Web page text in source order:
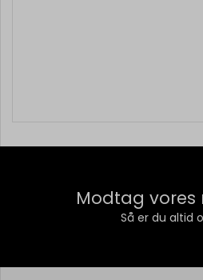
Modtag vores
Så er du altid